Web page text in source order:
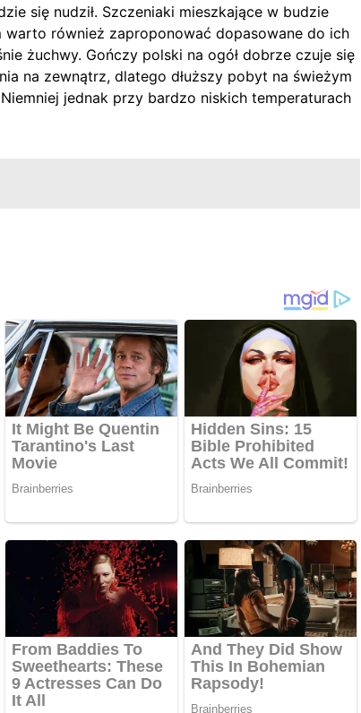
się nudził. Szczeniaki mieszkające w budzie
również zaproponować dopasowane do ich
żuchwy. Gończy polski na ogół dobrze czuje się
na zewnątrz, dlatego dłuższy pobyt na świeżym
jednak przy bardzo niskich temperaturach